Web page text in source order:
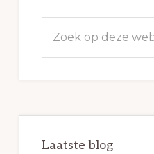
website
Laatste blog